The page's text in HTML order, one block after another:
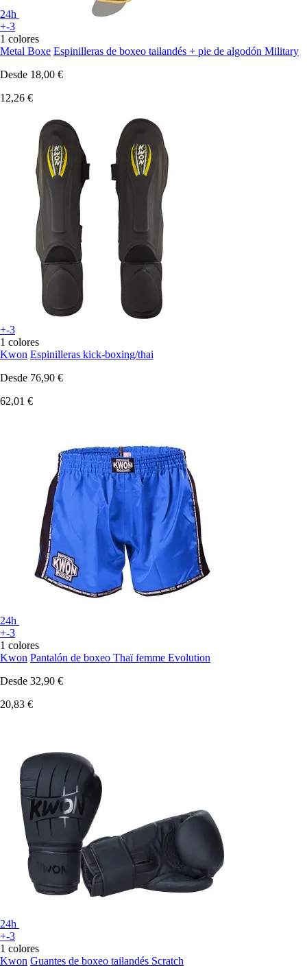
24h
+-3
1 colores
Metal Boxe Espinilleras de boxeo tailandés + pie de algodón Military
Desde 18,00 €
12,26 €
+-3
1 colores
Kwon Espinilleras kick-boxing/thai
Desde 76,90 €
62,01 €
24h
+-3
1 colores
Kwon Pantalón de boxeo Thaï femme Evolution
Desde 32,90 €
20,83 €
24h
+-3
1 colores
Kwon Guantes de boxeo tailandés Scratch